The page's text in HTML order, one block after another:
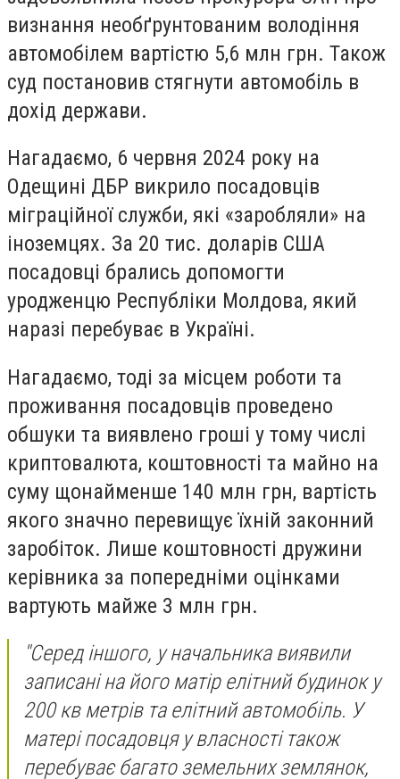
визнання необґрунтованим володіння
автомобілем вартістю 5,6 млн грн. Також
суд постановив стягнути автомобіль в
дохід держави.
Нагадаємо, 6 червня 2024 року на
Одещині ДБР викрило посадовців
міграційної служби, які «заробляли» на
іноземцях. За 20 тис. доларів США
посадовці брались допомогти
уродженцю Республіки Молдова, який
наразі перебуває в Україні.
Нагадаємо, тоді за місцем роботи та
проживання посадовців проведено
обшуки та виявлено гроші у тому числі
криптовалюта, коштовності та майно на
суму щонайменше 140 млн грн, вартість
якого значно перевищує їхній законний
заробіток. Лише коштовності дружини
керівника за попередніми оцінками
вартують майже 3 млн грн.
"Серед іншого, у начальника виявили
записані на його матір елітний будинок у
200 кв метрів та елітний автомобіль. У
матері посадовця у власності також
перебуває багато земельних землянок,